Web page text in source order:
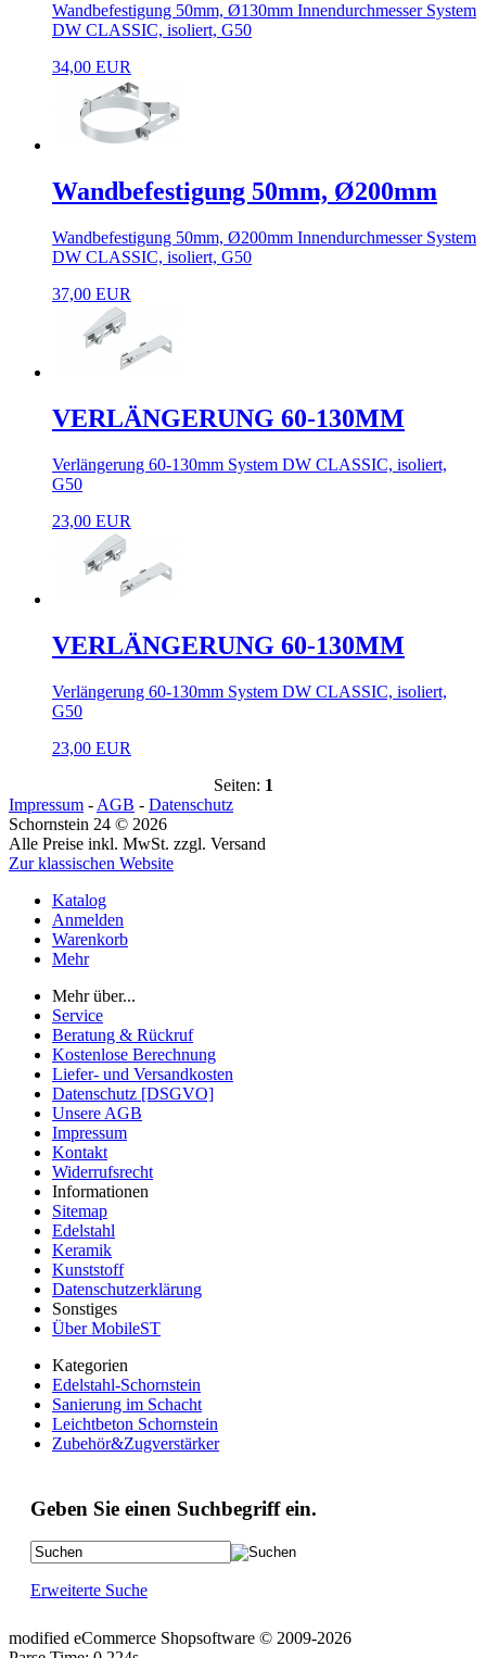
Wandbefestigung 50mm, Ø130mm Innendurchmesser System
DW CLASSIC, isoliert, G50
34,00 EUR
Wandbefestigung 50mm, Ø200mm
Wandbefestigung 50mm, Ø200mm Innendurchmesser System
DW CLASSIC, isoliert, G50
37,00 EUR
VERLÄNGERUNG 60-130MM
Verlängerung 60-130mm System DW CLASSIC, isoliert,
G50
23,00 EUR
VERLÄNGERUNG 60-130MM
Verlängerung 60-130mm System DW CLASSIC, isoliert,
G50
23,00 EUR
Seiten: 1
Impressum - AGB - Datenschutz
Schornstein 24 © 2026
Alle Preise inkl. MwSt. zzgl. Versand
Zur klassischen Website
Katalog
Anmelden
Warenkorb
Mehr
Mehr über...
Service
Beratung & Rückruf
Kostenlose Berechnung
Liefer- und Versandkosten
Datenschutz [DSGVO]
Unsere AGB
Impressum
Kontakt
Widerrufsrecht
Informationen
Sitemap
Edelstahl
Keramik
Kunststoff
Datenschutzerklärung
Sonstiges
Über MobileST
Kategorien
Edelstahl-Schornstein
Sanierung im Schacht
Leichtbeton Schornstein
Zubehör&Zugverstärker
Geben Sie einen Suchbegriff ein.
Erweiterte Suche
modified eCommerce Shopsoftware © 2009-2026